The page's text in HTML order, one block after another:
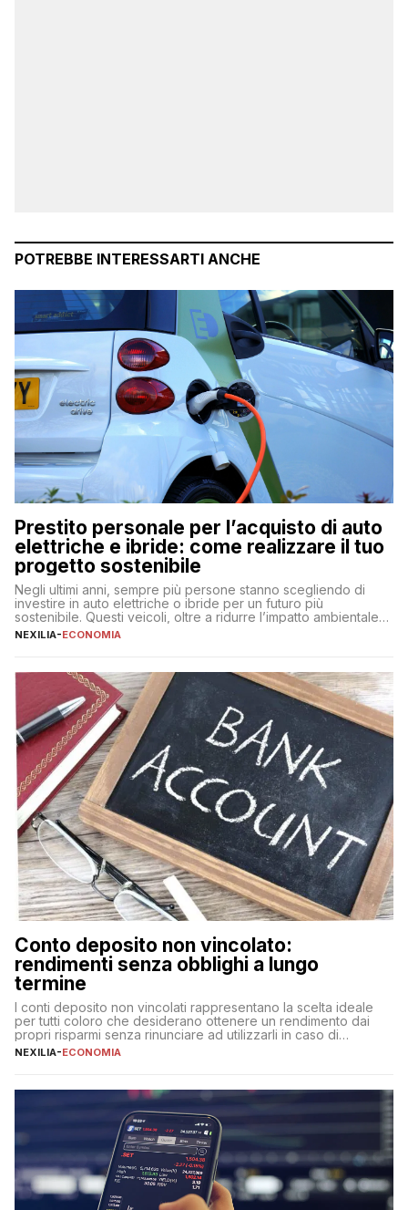
POTREBBE INTERESSARTI ANCHE
Prestito personale per l’acquisto di auto
elettriche e ibride: come realizzare il tuo
progetto sostenibile
Negli ultimi anni, sempre più persone stanno scegliendo di
investire in auto elettriche o ibride per un futuro più
sostenibile. Questi veicoli, oltre a ridurre l’impatto ambientale,
offrono vantaggi economici a lungo termine, come minori costi
fare se non […]
NEXILIA-ECONOMIA
Conto deposito non vincolato:
rendimenti senza obblighi a lungo
termine
I conti deposito non vincolati rappresentano la scelta ideale
per tutti coloro che desiderano ottenere un rendimento dai
propri risparmi senza rinunciare ad utilizzarli in caso di
necessità. A differenza delle forme vincolate tradizionali,
flessibilità e rendimento. Come funzionano […]
NEXILIA-ECONOMIA